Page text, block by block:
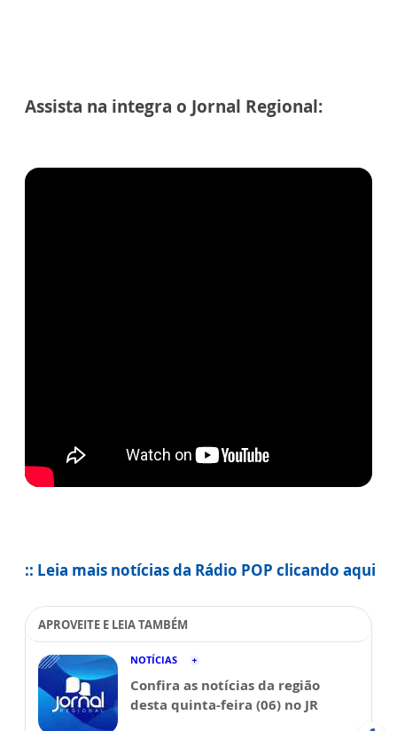
Assista na integra o Jornal Regional:
:: Leia mais notícias da Rádio POP clicando aqui
APROVEITE E LEIA TAMBÉM
NOTÍCIAS
Confira as notícias da região
desta quinta-feira (06) no JR